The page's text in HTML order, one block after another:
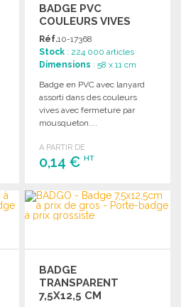
BADGE PVC
COULEURS VIVES
Réf.10-17368
Stock : 224 000 articles
Dimensions : 58 x 11 cm
Badge en PVC avec lanyard
assorti dans des couleurs
vives avec fermeture par
mousqueton....
A PARTIR DE
0,14 €HT
COMMANDER
Demander un devis
BADGE
TRANSPARENT
7,5X12,5 CM